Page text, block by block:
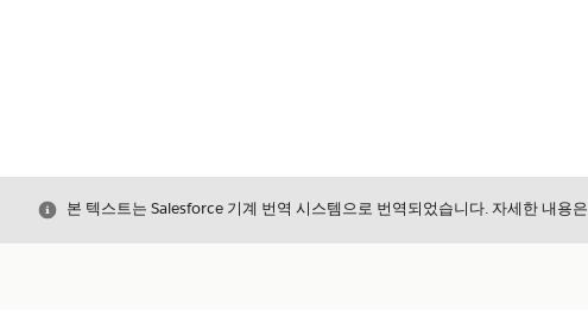
닫기본 텍스트는 Salesforce 기계 번역 시스템으로 번역되었습니다. 자세한 내용은